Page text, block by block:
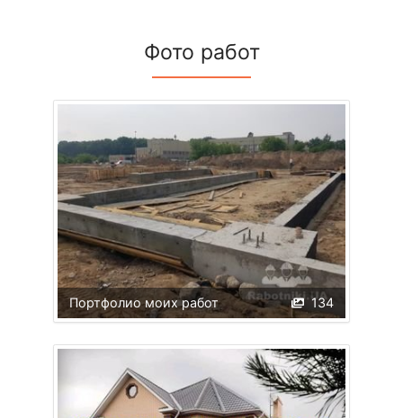
Фото работ
134
Портфолио моих работ